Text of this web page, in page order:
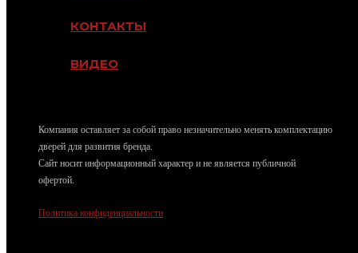
КОНТАКТЫ
ВИДЕО
Компания оставляет за собой право незначительно менять комплектацию
дверей для развития бренда.
Сайт носит информационный характер и не является публичной
офертой.
Политика конфиденциальности